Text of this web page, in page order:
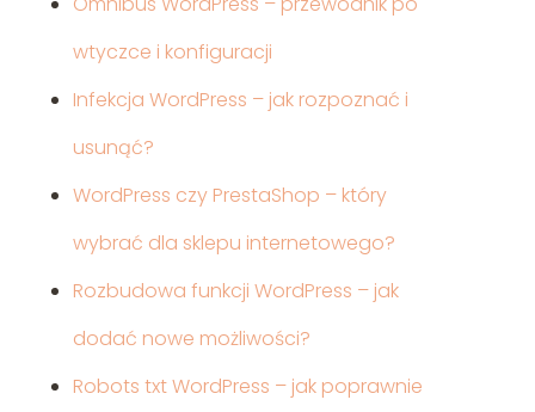
wtyczce i konfiguracji
Infekcja WordPress – jak rozpoznać i
usunąć?
WordPress czy PrestaShop – który
wybrać dla sklepu internetowego?
Rozbudowa funkcji WordPress – jak
dodać nowe możliwości?
Robots txt WordPress – jak poprawnie